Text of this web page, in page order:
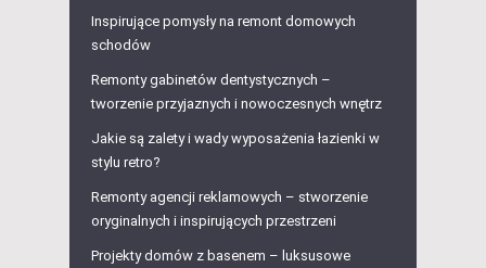
Inspirujące pomysły na remont domowych
schodów
Remonty gabinetów dentystycznych –
tworzenie przyjaznych i nowoczesnych wnętrz
Jakie są zalety i wady wyposażenia łazienki w
stylu retro?
Remonty agencji reklamowych – stworzenie
oryginalnych i inspirujących przestrzeni
Projekty domów z basenem – luksusowe